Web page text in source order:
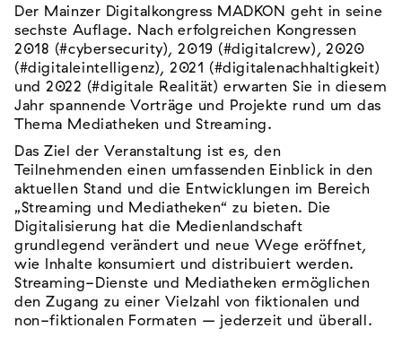
Der Mainzer Digitalkongress MADKON geht in seine
sechste Auflage. Nach erfolgreichen Kongressen
2018 (#cybersecurity), 2019 (#digitalcrew), 2020
(#digitaleintelligenz), 2021 (#digitalenachhaltigkeit)
und 2022 (#digitale Realität) erwarten Sie in diesem
Jahr spannende Vorträge und Projekte rund um das
Thema Mediatheken und Streaming.
Das Ziel der Veranstaltung ist es, den
Teilnehmenden einen umfassenden Einblick in den
aktuellen Stand und die Entwicklungen im Bereich
„Streaming und Mediatheken“ zu bieten. Die
Digitalisierung hat die Medienlandschaft
grundlegend verändert und neue Wege eröffnet,
wie Inhalte konsumiert und distribuiert werden.
Streaming-Dienste und Mediatheken ermöglichen
den Zugang zu einer Vielzahl von fiktionalen und
non-fiktionalen Formaten – jederzeit und überall.